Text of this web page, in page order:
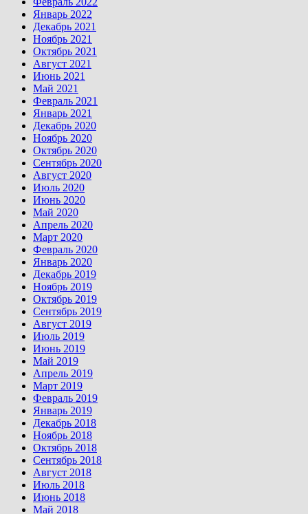
Январь 2022
Декабрь 2021
Ноябрь 2021
Октябрь 2021
Август 2021
Июнь 2021
Май 2021
Февраль 2021
Январь 2021
Декабрь 2020
Ноябрь 2020
Октябрь 2020
Сентябрь 2020
Август 2020
Июль 2020
Июнь 2020
Май 2020
Апрель 2020
Март 2020
Февраль 2020
Январь 2020
Декабрь 2019
Ноябрь 2019
Октябрь 2019
Сентябрь 2019
Август 2019
Июль 2019
Июнь 2019
Май 2019
Апрель 2019
Март 2019
Февраль 2019
Январь 2019
Декабрь 2018
Ноябрь 2018
Октябрь 2018
Сентябрь 2018
Август 2018
Июль 2018
Июнь 2018
Май 2018